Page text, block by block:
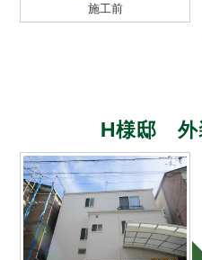
施工前
H様邸 外